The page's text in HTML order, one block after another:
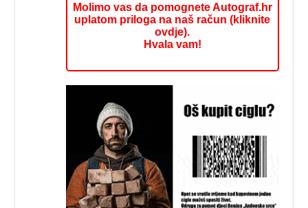
Molimo vas da pomognete Autograf.hr
uplatom priloga na naš račun (kliknite
ovdje).
Hvala vam!